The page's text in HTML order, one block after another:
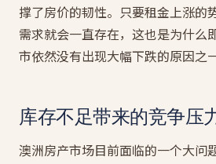
撑了房价的韧性。只要租金上涨的
需求就会一直存在，这也是为什么
市依然没有出现大幅下跌的原因之一
库存不足带来的竞争压
澳洲房产市场目前面临的一个大问